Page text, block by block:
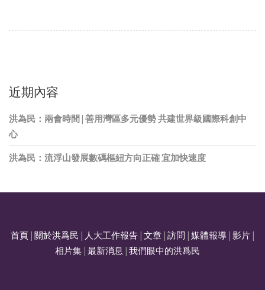
近期內容
洪為民：兩會時間 | 善用灣區多元優勢 共建世界級國際科創中
心
洪為民：流浮山發展數碼樞紐方向正確 宜加快速度
首頁 關於洪爲民 人大工作報告 文章 訪問 媒體報導 影片
相片集| 最新消息 我們眼中的洪爲民